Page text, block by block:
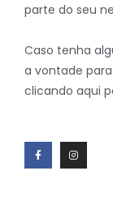
parte do seu
Caso tenha
a vontade
clicando aqui